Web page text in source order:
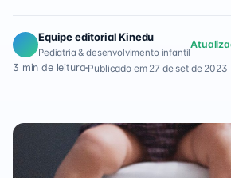
Equipe editorial Kinedu
Pediatria & desenvolvimento infantil
3 min de leitura Publicado em 27 de set de 2023